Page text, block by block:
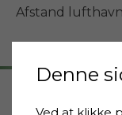
Afstand lufthavn
Denne